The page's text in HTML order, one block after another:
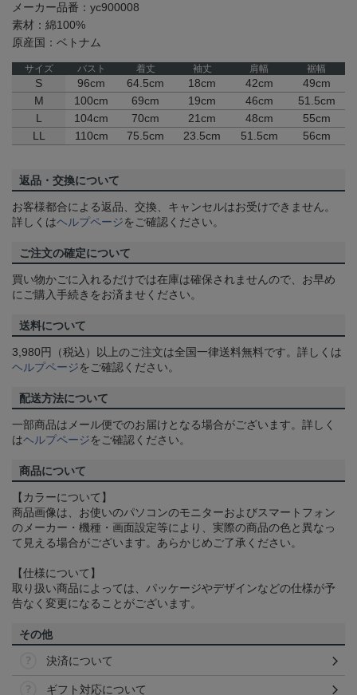
メーカー品番：yc900008
素材：綿100%
原産国：ベトナム
サイズ バスト 着丈 袖丈 肩幅 裾幅
S 96cm 64.5cm 18cm 42cm
49cm
M
100cm 69cm 19cm 46cm
51.5cm
L
104cm 70cm 21cm 48cm
55cm
LL
110cm 75.5cm 23.5cm 51.5cm 56cm
返品・交換について
お客様都合による返品、交換、キャンセルはお受けできません。
詳しくはヘルプページをご確認ください。
ご注文の確定について
買い物かごに入れるだけでは在庫は確保されませんので、お早め
にご購入手続きをお済ませください。
送料について
3,980円（税込）以上のご注文は全国一律送料無料です。詳しくは
ヘルプページをご確認ください。
配送方法について
一部商品はメール便でのお届けとなる場合がございます。詳しく
はヘルプページをご確認ください。
商品について
【カラーについて】
商品画像は、お使いのパソコンのモニターおよびスマートフォン
のメーカー・機種・画面設定等により、実際の商品の色と異なっ
て見える場合がございます。あらかじめご了承ください。
【仕様について】
取り扱い商品によっては、パッケージやデザインなどの仕様が予
告なく変更になることがございます。
その他
決済について
ギフト対応について